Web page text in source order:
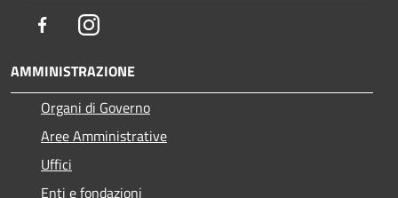
FacebookInstagram
AMMINISTRAZIONE
Organi di Governo
Aree Amministrative
Uffici
Enti e fondazioni